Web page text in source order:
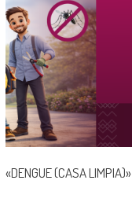
«DENGUE (CASA LIMPIA)»